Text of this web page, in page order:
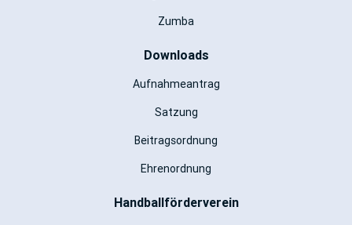
Zumba
Downloads
Aufnahmeantrag
Satzung
Beitragsordnung
Ehrenordnung
Handballförderverein